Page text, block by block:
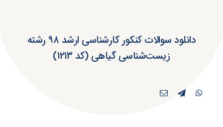
دانلود سوالات کنکور کارشناسی ارشد ۹۸ رشته
زیست‌شناسی گیاهی (کد ۱۲۱۳)